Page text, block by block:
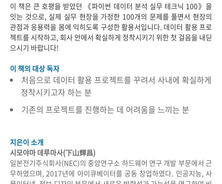
이 책은 큰 호평을 받았던 《파이썬 데이터 분석 실무 테크닉 100》을
잇는 것으로, 실제 실무 현장을 가정한 100개의 문제를 풀면서 현장의
관점과 응용력을 몸에 익히도록 구성한 활용서입니다. 데이터 활용 프로
젝트를 시작하고, 회사 안에서 확실하게 정착시키기 위한 첫 걸음을 내딛
으시기 바랍니다!
이 책의 대상 독자
처음으로 데이터 활용 프로젝트를 꾸려서 사내에 확실하게
정착시키고자 하는 분
기존의 프로젝트를 진행하는 데 어려움을 느끼는 분
지은이 소개
시모야마 데루마사(下山輝昌)
일본전기주식회사(NEC)의 중앙연구소 하드웨어 연구 개발 부문에서 근
무하였으며, 2017년에 아이큐베이터를 공동 창업하였다. 인공지능, 사